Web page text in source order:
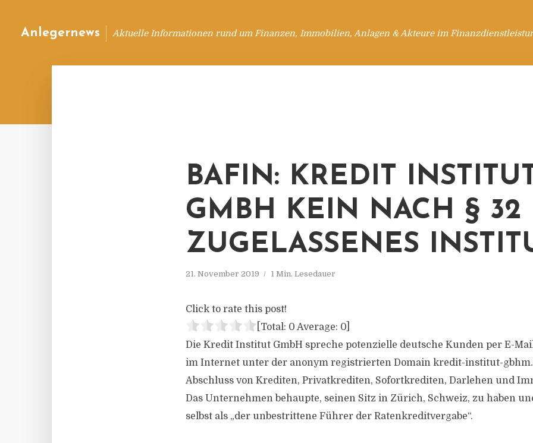
Anlegernews Aktuelle Informationen rund um Finanzen, Immobilien, Anlagen & Akteure im
BAFIN: KREDIT
GMBH KEIN NACH § 32
ZUGELASSENES
21. November 2019 1 Min. Lesedauer
Click to rate this post!
[Total: 0 Average: 0
Die Kredit Institut GmbH spreche potenzielle deutsche Kunden per E-
im Internet unter der anonym registrierten Domain kredit-institut-
Abschluss von Krediten, Privatkrediten, Sofortkrediten, Darlehen und
Das Unternehmen behaupte, seinen Sitz in Zürich, Schweiz, zu haben
selbst als „der unbestrittene Führer der Ratenkreditvergabe“.